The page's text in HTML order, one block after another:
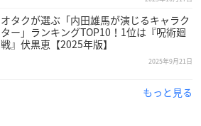
オタクが選ぶ「内田雄馬が演じるキャラク
ター」ランキングTOP10！1位は『呪術廻
戦』伏黒恵【2025年版】
2025年9月21日
もっと見る